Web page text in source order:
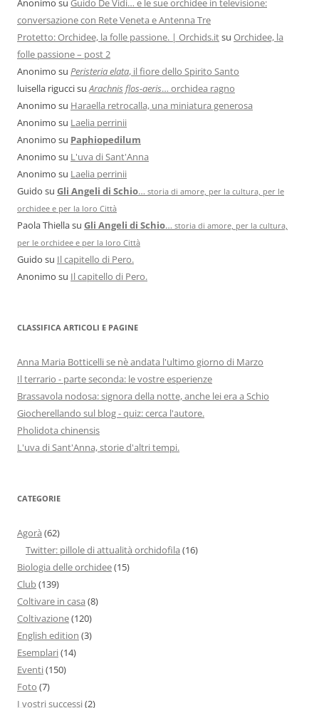
conversazione con Rete Veneta e Antenna Tre
Protetto: Orchidee, la folle passione. | Orchids.itsu Orchidee, la
folle passione – post 2
Anonimo su Peristeria elata, il fiore dello Spirito Santo
luisella riguccisu Arachnis flos-aeris… orchidea ragno
Anonimo su Haraella retrocalla, una miniatura generosa
Anonimo su Laelia perrinii
Anonimo su Paphiopedilum
Anonimo su L'uva di Sant'Anna
Anonimo su Laelia perrinii
Guido su Gli Angeli di Schio… storia di amore, per la cultura, per le
orchidee e per la loro Città
Paola Thiellasu Gli Angeli di Schio… storia di amore, per la cultura,
per le orchidee e per la loro Città
Guido su Il capitello di Pero.
Anonimo su Il capitello di Pero.
CLASSIFICA ARTICOLI E PAGINE
Anna Maria Botticelli se nè andata l'ultimo giorno di Marzo
Il terrario - parte seconda: le vostre esperienze
Brassavola nodosa: signora della notte, anche lei era a Schio
Giocherellando sul blog - quiz: cerca l'autore.
Pholidota chinensis
L'uva di Sant'Anna, storie d'altri tempi.
CATEGORIE
Agorà (62)
Twitter: pillole di attualità orchidofila (16)
Biologia delle orchidee(15)
Club(139)
Coltivare in casa (8)
Coltivazione(120)
English edition (3)
Esemplari(14)
Eventi(150)
Foto (7)
I vostri successi(2)